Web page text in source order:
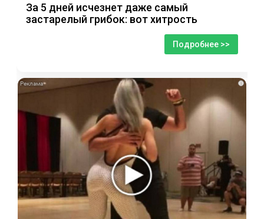
За 5 дней исчезнет даже самый
застарелый грибок: вот хитрость
Подробнее >>
i